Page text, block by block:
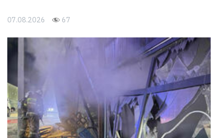
07.08.2026 67